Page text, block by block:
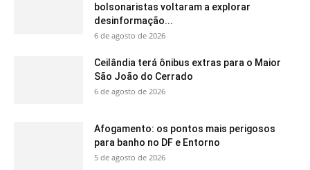
bolsonaristas voltaram a explorar
desinformação...
6 de agosto de 2026
Ceilândia terá ônibus extras para o Maior
São João do Cerrado
6 de agosto de 2026
Afogamento: os pontos mais perigosos
para banho no DF e Entorno
5 de agosto de 2026